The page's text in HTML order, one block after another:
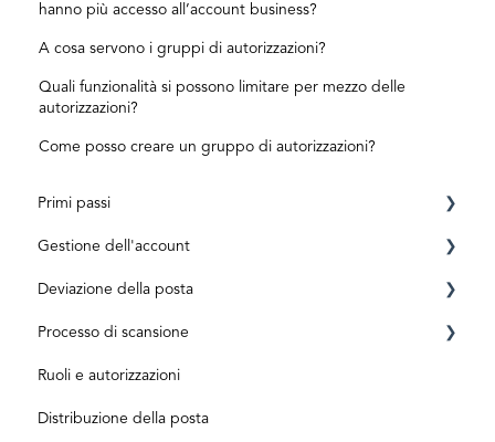
hanno più accesso all’account business?
A cosa servono i gruppi di autorizzazioni?
Quali funzionalità si possono limitare per mezzo delle
autorizzazioni?
Come posso creare un gruppo di autorizzazioni?
Primi passi
Requisiti
Registrazione
ID level
Aktivierungscode
Abbonamenti e costi
Gestione dell'account
Conto privato
Business Account
Deviazione della posta
Prima dell'attivazione
Dopo l'attivazione
Processo di scansione
Posta in arrivo e scansione
Elaborazione dei documenti
Ruoli e autorizzazioni
Distribuzione della posta